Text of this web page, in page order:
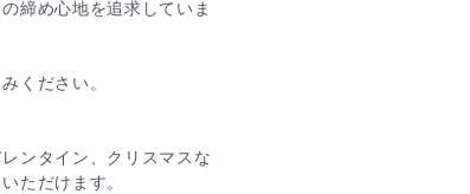
締め心地を追求していま
ください。
ンタイン、クリスマスな
ただけます。